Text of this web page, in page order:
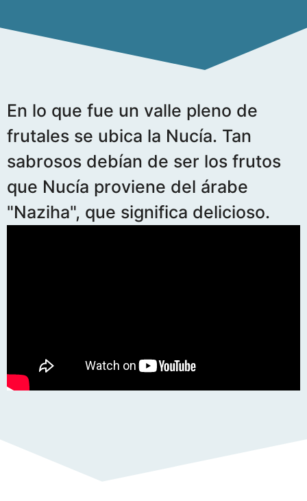
En lo que fue un valle pleno de
frutales se ubica la Nucía. Tan
sabrosos debían de ser los frutos
que Nucía proviene del árabe
"Naziha", que significa delicioso.